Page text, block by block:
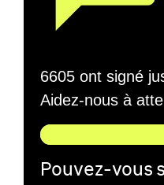
6605 ont signé
Aidez-nous à
Pouvez-vous